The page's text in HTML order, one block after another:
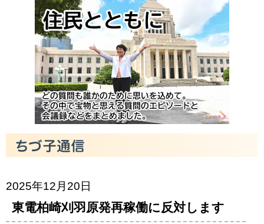
2025年12月20日
東電柏崎刈羽原発再稼働に反対します